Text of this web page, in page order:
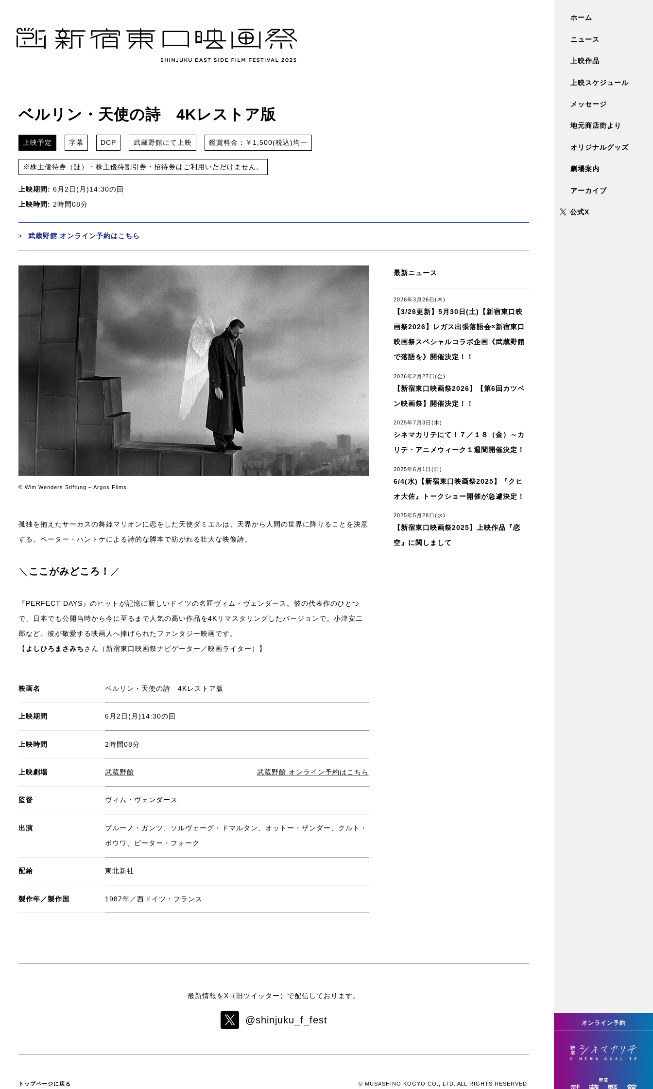
ホーム
ニュース
上映作品
上映スケジュール
メッセージ
地元商店街より
オリジナルグッズ
劇場案内
アーカイブ
公式X
オンライン予約
ベルリン・天使の詩 4Kレストア版
上映予定 字幕 DCP 武蔵野館にて上映 鑑賞料金：￥1,500(税込)均一
※株主優待券（証）・株主優待割引券・招待券はご利用いただけません。
上映期間: 6月2日(月)14:30の回
上映時間: 2時間08分
武蔵野館 オンライン予約はこちら
© Wim Wenders Stiftung – Argos Films
孤独を抱えたサーカスの舞姫マリオンに恋をした天使ダミエルは、天界から人間の世界に降りることを決意
する。ペーター・ハントケによる詩的な脚本で紡がれる壮大な映像詩。
＼ ここがみどころ！ ／
『PERFECT DAYS』のヒットが記憶に新しいドイツの名匠ヴィム・ヴェンダース。彼の代表作のひとつ
で、日本でも公開当時から今に至るまで人気の高い作品を4Kリマスタリングしたバージョンで。小津安二
郎など、彼が敬愛する映画人へ捧げられたファンタジー映画です。
【 よしひろまさみちさん（新宿東口映画祭ナビゲーター／映画ライター）】
映画名 ベルリン・天使の詩 4Kレストア版
上映期間 6月2日(月)14:30の回
上映時間 2時間08分
上映劇場 武蔵野館 武蔵野館 オンライン予約はこちら
監督 ヴィム・ヴェンダース
出演
ブルーノ・ガンツ、ソルヴェーグ・ドマルタン、オットー・ザンダー、クルト・
ボウワ、ピーター・フォーク
配給 東北新社
製作年／製作国 1987年／西ドイツ・フランス
最新ニュース
2026年3月26日(木)
【3/26更新】5月30日(土)【新宿東口映
画祭2026】レガス出張落語会×新宿東口
映画祭スペシャルコラボ企画《武蔵野館
で落語を》開催決定！！
2026年2月27日(金)
【新宿東口映画祭2026】【第6回カツベ
ン映画祭】開催決定！！
2025年7月3日(木)
シネマカリテにて！７／１８（金）～カ
リテ・アニメウィーク１週間開催決定！
2025年6月1日(日)
6/4(水)【新宿東口映画祭2025】『クヒ
オ大佐』トークショー開催が急遽決定！
2025年5月28日(水)
【新宿東口映画祭2025】上映作品『恋
空』に関しまして
最新情報をX（旧ツイッター）で配信しております。
@shinjuku_f_fest
トップページに戻る © MUSASHINO KOGYO CO., LTD. ALL RIGHTS RESERVED.